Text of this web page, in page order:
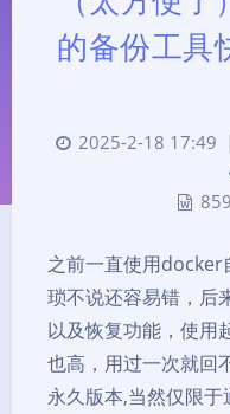
夜间模式
的备份工具
2025-2-18 17:49 |
之前一直使用docker
琐不说还容易错，后
以及恢复功能，使用
也高，用过一次就回
永久版本,当然仅限